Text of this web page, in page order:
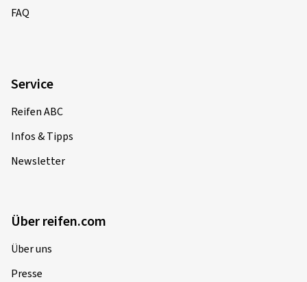
FAQ
Service
Reifen ABC
Infos & Tipps
Newsletter
Über reifen.com
Über uns
Presse